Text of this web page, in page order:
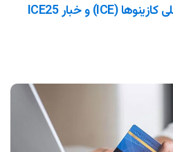
آشنایی با نمایشگاه بین المللی کازینوها (ICE) و خبار ICE25